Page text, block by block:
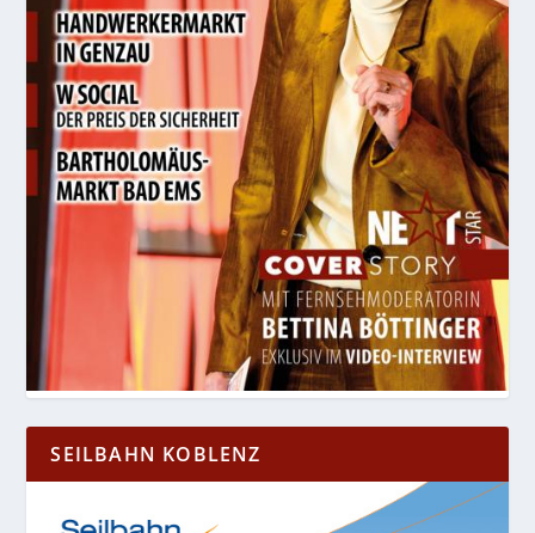
SEILBAHN KOBLENZ